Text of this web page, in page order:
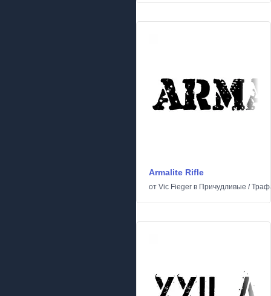
Armalite Rifle
от Vic Fieger в Причудливые /